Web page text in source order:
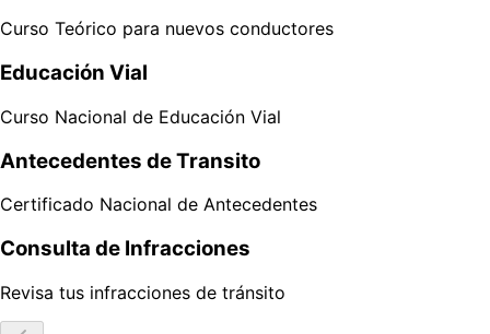
Curso Teórico para nuevos conductores
Educación Vial
Curso Nacional de Educación Vial
Antecedentes de Transito
Certificado Nacional de Antecedentes
Consulta de Infracciones
Revisa tus infracciones de tránsito